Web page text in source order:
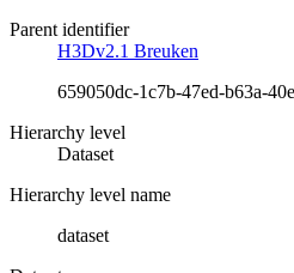
Parent identifier
H3Dv2.1 Breuken
659050dc-1c7b-47ed-b63a-
Hierarchy level
Dataset
Hierarchy level name
dataset